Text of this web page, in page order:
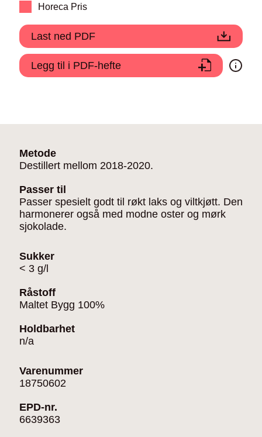
Horeca Pris
Last ned PDF
Legg til i PDF-hefte
Metode
Destillert mellom 2018-2020.
Passer til
Passer spesielt godt til røkt laks og viltkjøtt. Den
harmonerer også med modne oster og mørk
sjokolade.
Sukker
< 3 g/l
Råstoff
Maltet Bygg 100%
Holdbarhet
n/a
Varenummer
18750602
EPD-nr.
6639363